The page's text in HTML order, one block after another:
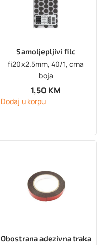
Samoljepljivi filc
fi20x2.5mm, 40/1, crna
boja
1,50 KM
Dodaj u korpu
Obostrana adezivna traka